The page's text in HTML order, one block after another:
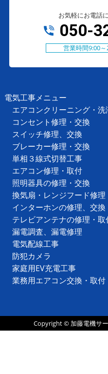
お気軽にお電話
050-
営業時間9:00～
電気工事メニュー
エアコンクリーニング・洗
コンセント修理・交換
スイッチ修理、交換
ブレーカー修理・交換
単相３線式切替工事
エアコン修理・取付
照明器具の修理・交換
換気扇・レンジフード修理
インターホンの修理、交換
テレビアンテナの修理・取
漏電調査、漏電修理
電気配線工事
防犯カメラ
家庭用EV充電工事
業務用エアコン交換・取付
Copyright © 加藤電機サ